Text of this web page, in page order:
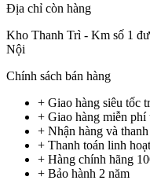
Địa chỉ còn hàng
Kho Thanh Trì - Km số 1
Nội
Chính sách bán hàng
+ Giao hàng siêu tốc
+ Giao hàng miễn
+ Nhận hàng và
+ Thanh toán linh hoạt
+ Hàng chính hãng
+ Bảo hành 2 năm